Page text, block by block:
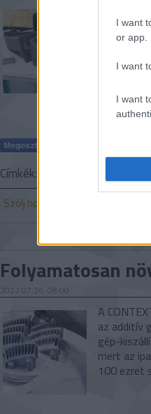
I want
or app.
I want
I want
SLS
Címkék:
Szólj hozzá!
Folyamatosan
2022.07.26. 08:00
A
az additív
gép-
mert az
100 ezret